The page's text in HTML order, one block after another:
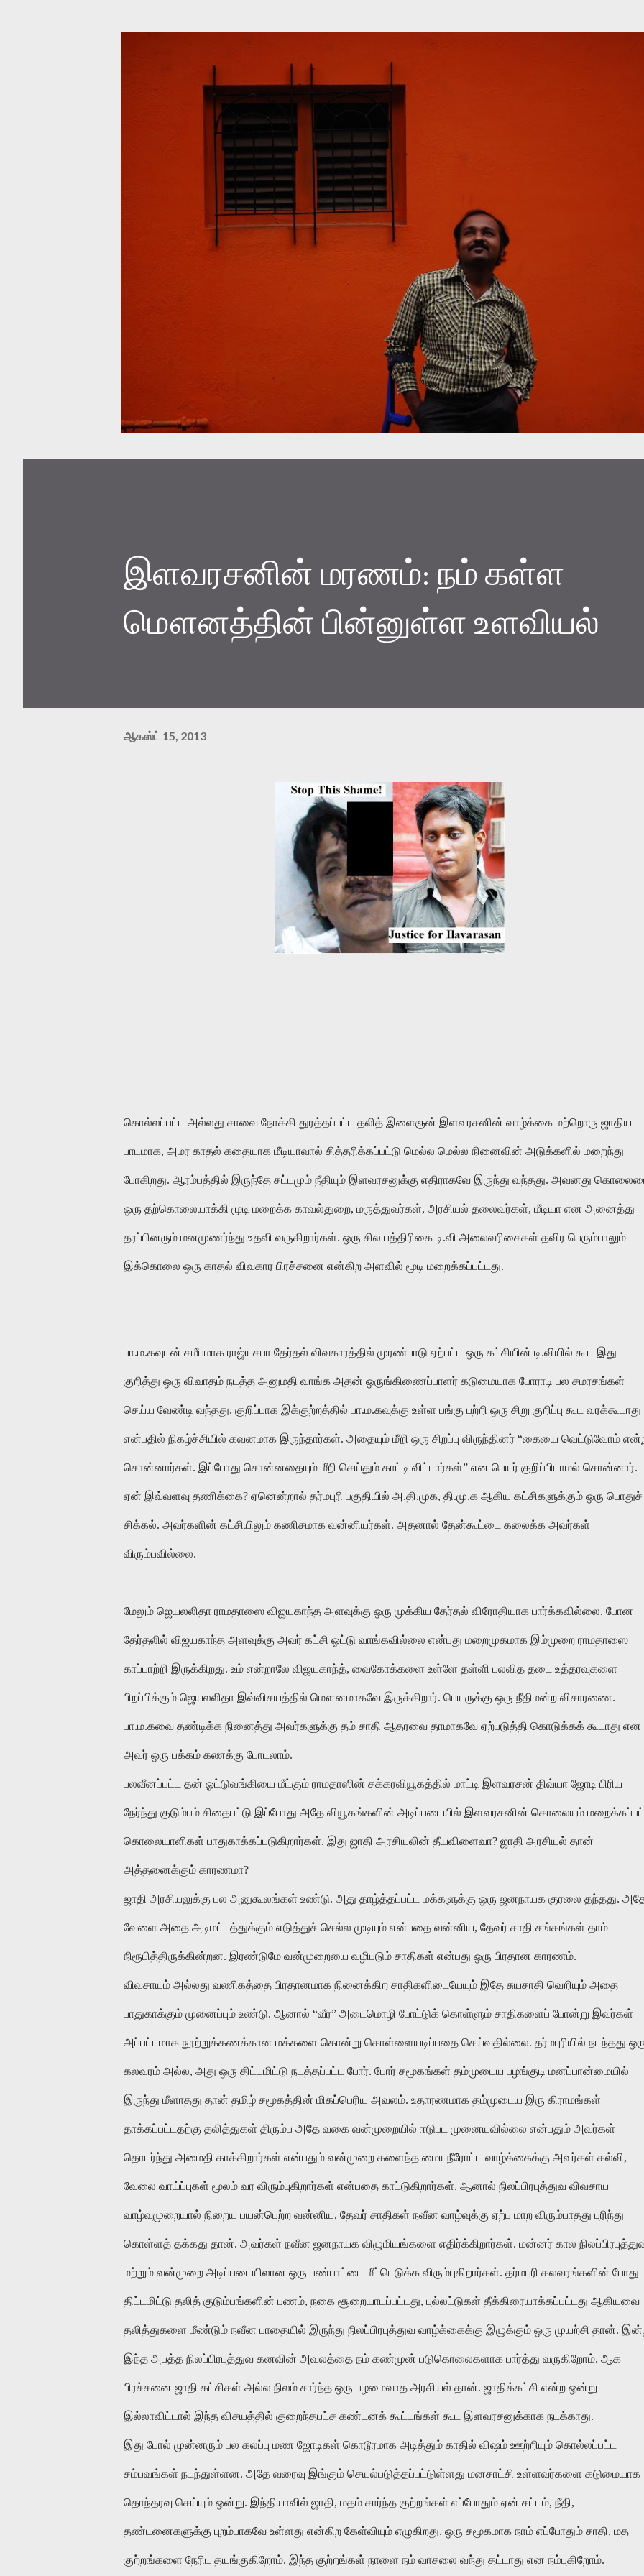
இளவரசனின் மரணம்: நம் கள்ள
மௌனத்தின் பின்னுள்ள உளவியல்
ஆகஸ்ட் 15, 2013
கொல்லப்பட்ட அல்லது சாவை நோக்கி துரத்தப்பட்ட தலித் இளைஞன் இளவரசனின் வாழ்க்கை மற்றொரு ஜாதிய
பாடமாக, அமர காதல் கதையாக மீடியாவால் சித்தரிக்கப்பட்டு மெல்ல மெல்ல நினைவின் அடுக்களில் மறைந்து
போகிறது. ஆரம்பத்தில் இருந்தே சட்டமும் நீதியும் இளவரசனுக்கு எதிராகவே இருந்து வந்தது. அவனது
ஒரு தற்கொலையாக்கி மூடி மறைக்க காவல்துறை, மருத்துவர்கள், அரசியல் தலைவர்கள், மீடியா என அனைத்து
தரப்பினரும் மனமுணர்ந்து உதவி வருகிறார்கள். ஒரு சில பத்திரிகை டி.வி அலைவரிசைகள் தவிர பெரும்பாலும்
இக்கொலை ஒரு காதல் விவகார பிரச்சனை என்கிற அளவில் மூடி மறைக்கப்பட்டது.
பா.ம.கவுடன் சமீபமாக ராஜ்யசபா தேர்தல் விவகாரத்தில் முரண்பாடு ஏற்பட்ட ஒரு கட்சியின் டி.வியில் கூட இது
குறித்து ஒரு விவாதம் நடத்த அனுமதி வாங்க அதன் ஒருங்கிணைப்பாளர் கடுமையாக போராடி பல சமரசங்கள்
செய்ய வேண்டி வந்தது. குறிப்பாக இக்குற்றத்தில் பா.ம.கவுக்கு உள்ள பங்கு பற்றி ஒரு சிறு குறிப்பு கூட வரக்கூடாது
என்பதில் நிகழ்ச்சியில் கவனமாக இருந்தார்கள். அதையும் மீறி ஒரு சிறப்பு விருந்தினர் “கையை வெட்டுவோம்
சொன்னார்கள். இப்போது சொன்னதையும் மீறி செய்தும் காட்டி விட்டார்கள்” என பெயர் குறிப்பிடாமல் சொன்னார்.
ஏன் இவ்வளவு தணிக்கை? ஏனென்றால் தர்மபுரி பகுதியில் அ.தி.முக, தி.மு.க ஆகிய கட்சிகளுக்கும் ஒரு பொதுச்
சிக்கல். அவர்களின் கட்சியிலும் கணிசமாக வன்னியர்கள். அதனால் தேன்கூட்டை கலைக்க அவர்கள்
விரும்பவில்லை.
மேலும் ஜெயலலிதா ராமதாஸை விஜயகாந்த அளவுக்கு ஒரு முக்கிய தேர்தல் விரோதியாக பார்க்கவில்லை. போன
தேர்தலில் விஜயகாந்த அளவுக்கு அவர் கட்சி ஓட்டு வாங்கவில்லை என்பது மறைமுகமாக இம்முறை ராமதாஸை
காப்பாற்றி இருக்கிறது. உம் என்றாலே விஜயகாந்த், வைகோக்களை உள்ளே தள்ளி பலவித தடை உத்தரவுகளை
பிறப்பிக்கும் ஜெயலலிதா இவ்விசயத்தில் மௌனமாகவே இருக்கிறார். பெயருக்கு ஒரு நீதிமன்ற விசாரணை.
பா.ம.கவை தண்டிக்க நினைத்து அவர்களுக்கு தம் சாதி ஆதரவை தாமாகவே ஏற்படுத்தி கொடுக்கக் கூடாது என
அவர் ஒரு பக்கம் கணக்கு போடலாம்.
பலவீனப்பட்ட தன் ஓட்டுவங்கியை மீட்கும் ராமதாஸின் சக்கரவியூகத்தில் மாட்டி இளவரசன் திவ்யா ஜோடி பிரிய
நேர்ந்து குடும்பம் சிதைபட்டு இப்போது அதே வியூகங்களின் அடிப்படையில் இளவரசனின் கொலையும்
கொலையாளிகள் பாதுகாக்கப்படுகிறார்கள். இது ஜாதி அரசியலின் தீயவிளைவா? ஜாதி அரசியல் தான்
அத்தனைக்கும் காரணமா?
ஜாதி அரசியலுக்கு பல அனுகூலங்கள் உண்டு. அது தாழ்த்தப்பட்ட மக்களுக்கு ஒரு ஜனநாயக குரலை தந்தது.
வேளை அதை அடிமட்டத்துக்கும் எடுத்துச் செல்ல முடியும் என்பதை வன்னிய, தேவர் சாதி சங்கங்கள் தாம்
நிரூபித்திருக்கின்றன. இரண்டுமே வன்முறையை வழிபடும் சாதிகள் என்பது ஒரு பிரதான காரணம்.
விவசாயம் அல்லது வணிகத்தை பிரதானமாக நினைக்கிற சாதிகளிடையேயும் இதே சுயசாதி வெறியும் அதை
பாதுகாக்கும் முனைப்பும் உண்டு. ஆனால் “வீர” அடைமொழி போட்டுக் கொள்ளும் சாதிகளைப் போன்று இவர்கள்
அப்பட்டமாக நூற்றுக்கணக்கான மக்களை கொன்று கொள்ளையடிப்பதை செய்வதில்லை. தர்மபுரியில் நடந்தது
கலவரம் அல்ல, அது ஒரு திட்டமிட்டு நடத்தப்பட்ட போர். போர் சமூகங்கள் தம்முடைய பழங்குடி மனப்பான்மையில்
இருந்து மீளாதது தான் தமிழ் சமூகத்தின் மிகப்பெரிய அவலம். உதாரணமாக தம்முடைய இரு கிராமங்கள்
தாக்கப்பட்டதற்கு தலித்துகள் திரும்ப அதே வகை வன்முறையில் ஈடுபட முனையவில்லை என்பதும் அவர்கள்
தொடர்ந்து அமைதி காக்கிறார்கள் என்பதும் வன்முறை களைந்த மையநீரோட்ட வாழ்க்கைக்கு அவர்கள் கல்வி,
வேலை வாய்ப்புகள் மூலம் வர விரும்புகிறார்கள் என்பதை காட்டுகிறார்கள். ஆனால் நிலப்பிரபுத்துவ விவசாய
வாழ்வுமுறையால் நிறைய பயன்பெற்ற வன்னிய, தேவர் சாதிகள் நவீன வாழ்வுக்கு ஏற்ப மாற விரும்பாதது புரிந்து
கொள்ளத் தக்கது தான். அவர்கள் நவீன ஜனநாயக விழுமியங்களை எதிர்க்கிறார்கள். மன்னர் கால
மற்றும் வன்முறை அடிப்படையிலான ஒரு பண்பாட்டை மீட்டெடுக்க விரும்புகிறார்கள். தர்மபுரி கலவரங்களின் போது
திட்டமிட்டு தலித் குடும்பங்களின் பணம், நகை சூறையாடப்பட்டது, புல்லட்டுகள் தீக்கிரையாக்கப்பட்டது ஆகியவை
தலித்துகளை மீண்டும் நவீன பாதையில் இருந்து நிலப்பிரபுத்துவ வாழ்க்கைக்கு இழுக்கும் ஒரு முயற்சி தான்.
இந்த அபத்த நிலப்பிரபுத்துவ கனவின் அவலத்தை நம் கண்முன் படுகொலைகளாக பார்த்து வருகிறோம். ஆக
பிரச்சனை ஜாதி கட்சிகள் அல்ல நிலம் சார்ந்த ஒரு பழமைவாத அரசியல் தான். ஜாதிக்கட்சி என்ற ஒன்று
இல்லாவிட்டால் இந்த விசயத்தில் குறைந்தபட்ச கண்டனக் கூட்டங்கள் கூட இளவரசனுக்காக நடக்காது.
இது போல் முன்னரும் பல கலப்பு மண ஜோடிகள் கொடூரமாக அடித்தும் காதில் விஷம் ஊற்றியும் கொல்லப்பட்ட
சம்பவங்கள் நடந்துள்ளன. அதே வரைவு இங்கும் செயல்படுத்தப்பட்டுள்ளது மனசாட்சி உள்ளவர்களை கடுமையாக
தொந்தரவு செய்யும் ஒன்று. இந்தியாவில் ஜாதி, மதம் சார்ந்த குற்றங்கள் எப்போதும் ஏன் சட்டம், நீதி,
தண்டனைகளுக்கு புறம்பாகவே உள்ளது என்கிற கேள்வியும் எழுகிறது. ஒரு சமூகமாக நாம் எப்போதும் சாதி, மத
குற்றங்களை நேரிட தயங்குகிறோம். இந்த குற்றங்கள் நாளை நம் வாசலை வந்து தட்டாது என நம்புகிறோம்.